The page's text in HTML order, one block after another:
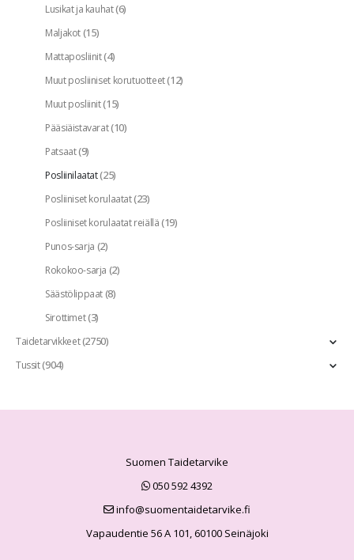
Lusikat ja kauhat(6)
Maljakot(15)
Mattaposliinit(4)
Muut posliiniset korutuotteet(12)
Muut posliinit(15)
Pääsiäistavarat(10)
Patsaat(9)
Posliinilaatat(25)
Posliiniset korulaatat(23)
Posliiniset korulaatat reiällä(19)
Punos-sarja (2)
Rokokoo-sarja (2)
Säästölippaat(8)
Sirottimet(3)
Taidetarvikkeet(2750)
Tussit(904)
Suomen Taidetarvike
050 592 4392
info@suomentaidetarvike.fi
Vapaudentie 56 A 101, 60100 Seinäjoki